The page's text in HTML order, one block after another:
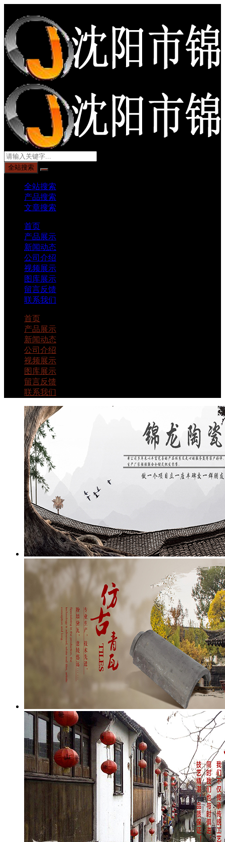
全站搜索
全站搜索
产品搜索
文章搜索
首页
产品展示
新闻动态
公司介绍
视频展示
图库展示
留言反馈
联系我们
首页
产品展示
新闻动态
公司介绍
视频展示
图库展示
留言反馈
联系我们